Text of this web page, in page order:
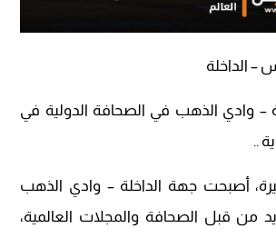
– الداخلة
– وادي الذهب في الصحافة الدولية في
..
أصبحت جهة الداخلة – وادي الذهب
من قبل الصحافة والمجلات العالمية،